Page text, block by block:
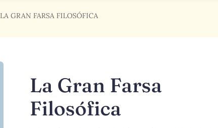
LA GRAN FARSA FILOSÓFICA
La Gran Farsa
Filosófica